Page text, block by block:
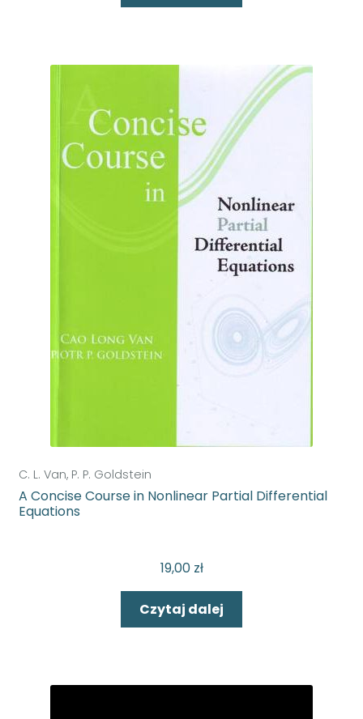
C. L. Van, P. P. Goldstein
A Concise Course in Nonlinear Partial Differential
Equations
19,00 zł
Czytaj dalej